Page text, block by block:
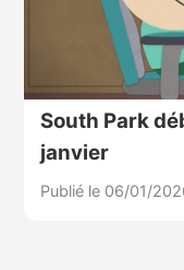
South Park
janvier
Publié le 06/01/